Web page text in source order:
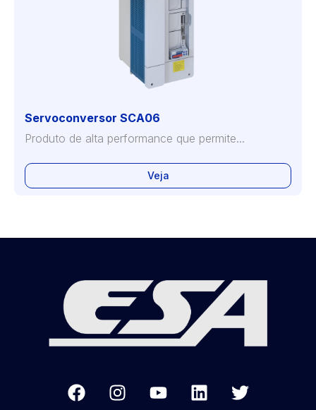
Servoconversor SCA06
Produto de alta performance que permite...
Veja